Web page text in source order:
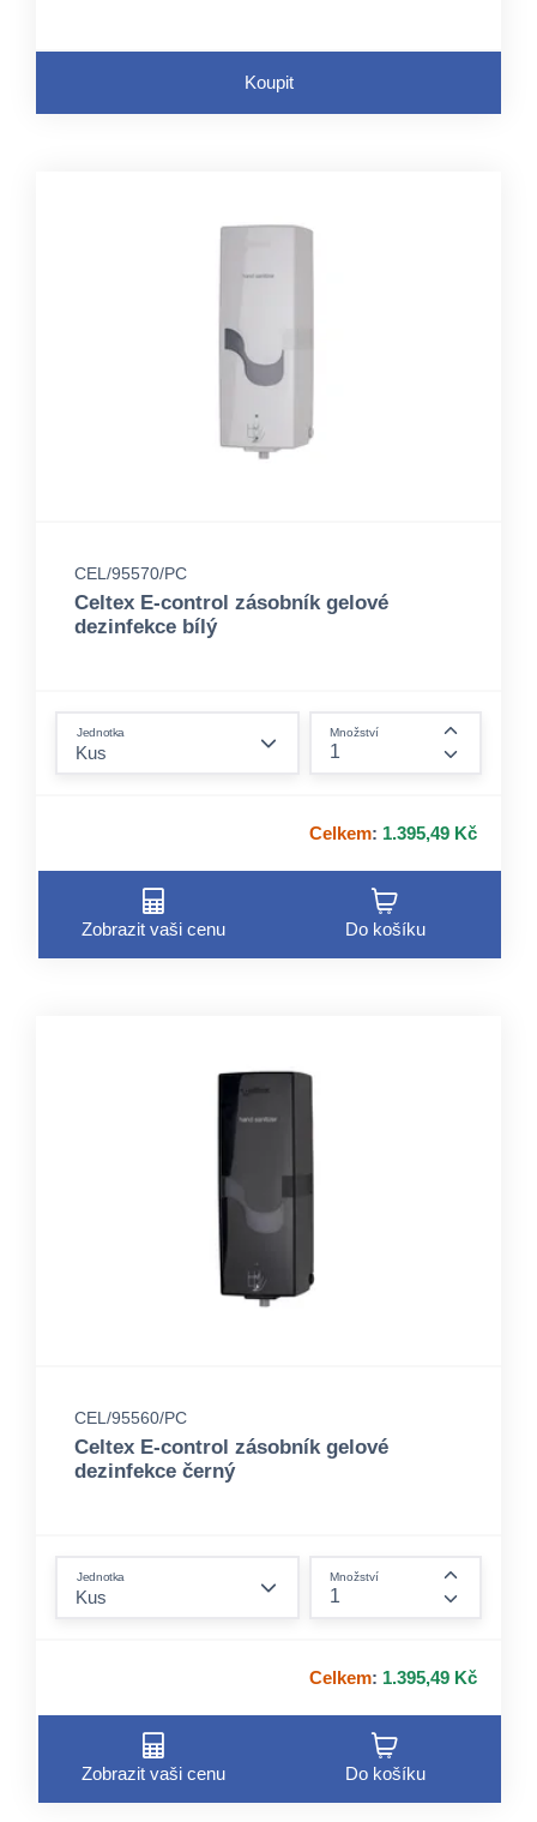
Koupit
CEL/95570/PC
Celtex E-control zásobník gelové
dezinfekce bílý
Jednotka Množství
Celkem: 1.395,49 Kč
Zobrazit vaši cenu Do košíku
CEL/95560/PC
Celtex E-control zásobník gelové
dezinfekce černý
Jednotka Množství
Celkem: 1.395,49 Kč
Zobrazit vaši cenu Do košíku